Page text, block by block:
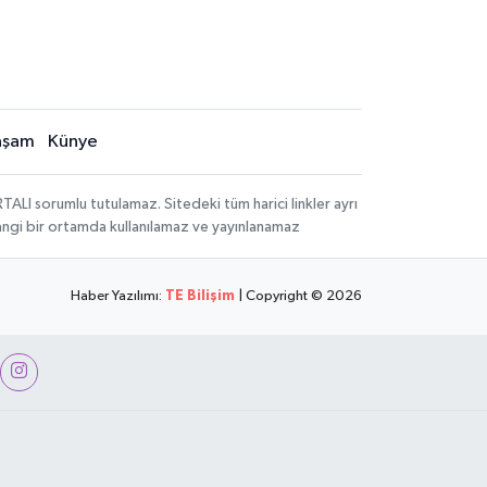
Künye
sorumlu tutulamaz. Sitedeki tüm harici linkler ayrı
bir ortamda kullanılamaz ve yayınlanamaz
Haber Yazılımı: TE Bilişim | Copyright © 2026